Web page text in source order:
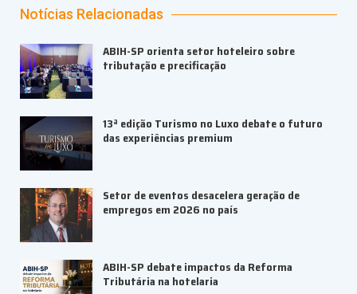
Notícias Relacionadas
ABIH-SP orienta setor hoteleiro sobre
tributação e precificação
13ª edição Turismo no Luxo debate o futuro
das experiências premium
Setor de eventos desacelera geração de
empregos em 2026 no país
ABIH-SP debate impactos da Reforma
Tributária na hotelaria